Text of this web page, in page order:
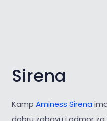
Sirena
Kamp Aminess Sirena